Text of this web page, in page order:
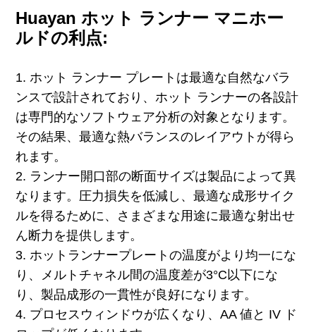
Huayan ホット ランナー マニホー
ルドの利点:
1. ホット ランナー プレートは最適な自然なバラ
ンスで設計されており、ホット ランナーの各設計
は専門的なソフトウェア分析の対象となります。
その結果、最適な熱バランスのレイアウトが得ら
れます。
2. ランナー開口部の断面サイズは製品によって異
なります。圧力損失を低減し、最適な成形サイク
ルを得るために、さまざまな用途に最適な射出せ
ん断力を提供します。
3. ホットランナープレートの温度がより均一にな
り、メルトチャネル間の温度差が3°C以下にな
り、製品成形の一貫性が良好になります。
4. プロセスウィンドウが広くなり、AA 値と IV ド